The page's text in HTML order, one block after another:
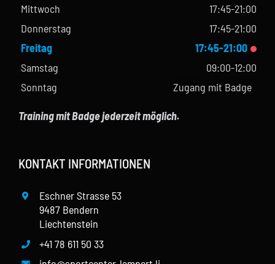
Mittwoch
17:45-21:00
Donnerstag
17:45-21:00
Freitag
17:45-21:00
Samstag
09:00-12:00
Sonntag
Zugang mit Badge
Training mit Badge jederzeit möglich.
KONTAKT INFORMATIONEN
Eschner Strasse 53
9487 Bendern
Liechtenstein
+41 78 611 50 33